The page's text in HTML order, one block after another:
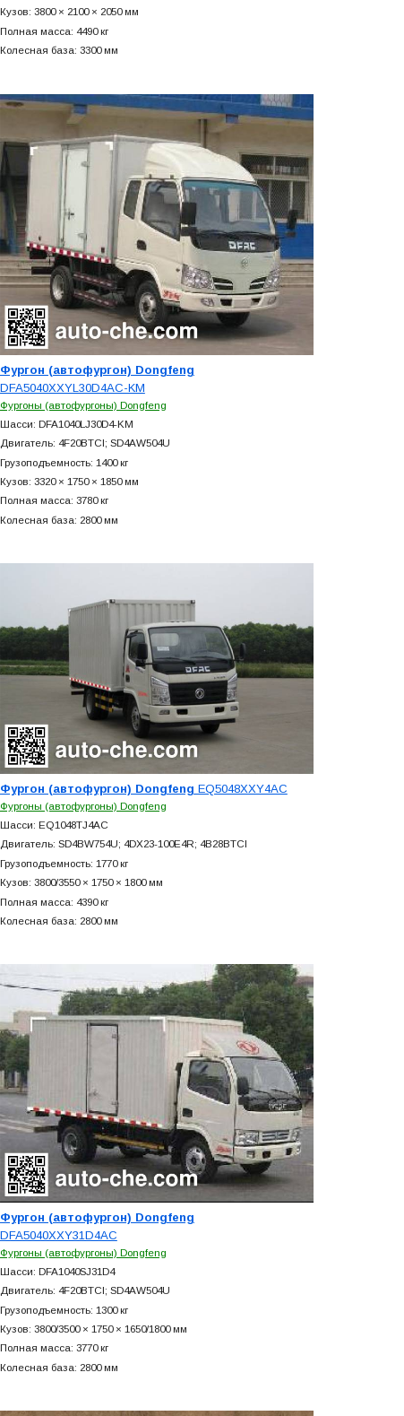
Кузов: 3800 × 2100 × 2050 мм
Полная масса: 4490 кг
Колесная база: 3300 мм
Фургон (автофургон) Dongfeng
DFA5040XXYL30D4AC-KM
Фургоны (автофургоны) Dongfeng
Шасси: DFA1040LJ30D4-KM
Двигатель: 4F20BTCI; SD4AW504U
Грузоподъемность: 1400 кг
Кузов: 3320 × 1750 × 1850 мм
Полная масса: 3780 кг
Колесная база: 2800 мм
Фургон (автофургон) Dongfeng EQ5048XXY4AC
Фургоны (автофургоны) Dongfeng
Шасси: EQ1048TJ4AC
Двигатель: SD4BW754U; 4DX23-100E4R; 4B28BTCI
Грузоподъемность: 1770 кг
Кузов: 3800/3550 × 1750 × 1800 мм
Полная масса: 4390 кг
Колесная база: 2800 мм
Фургон (автофургон) Dongfeng
DFA5040XXY31D4AC
Фургоны (автофургоны) Dongfeng
Шасси: DFA1040SJ31D4
Двигатель: 4F20BTCI; SD4AW504U
Грузоподъемность: 1300 кг
Кузов: 3800/3500 × 1750 × 1650/1800 мм
Полная масса: 3770 кг
Колесная база: 2800 мм